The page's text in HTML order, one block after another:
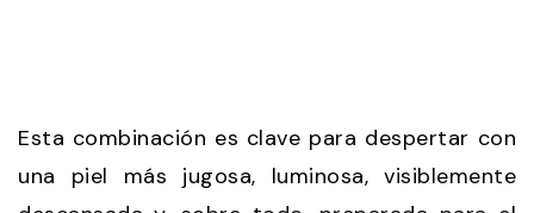
Esta combinación es clave para despertar con
una piel más jugosa, luminosa, visiblemente